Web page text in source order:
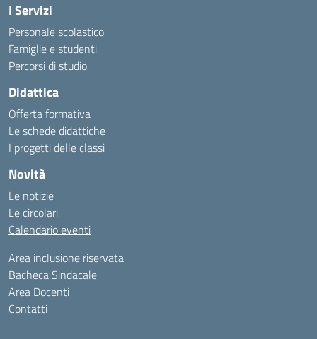
I Servizi
Personale scolastico
Famiglie e studenti
Percorsi di studio
Didattica
Offerta formativa
Le schede didattiche
I progetti delle classi
Novità
Le notizie
Le circolari
Calendario eventi
Area inclusione riservata
Bacheca Sindacale
Area Docenti
Contatti